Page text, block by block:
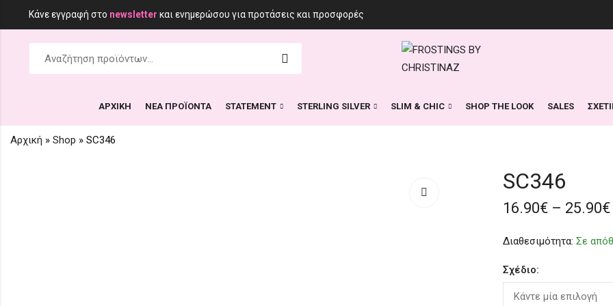
Κάνε εγγραφή στο newsletter και ενημερώσου για προτάσεις και προσφορές
ΑΡΧΙΚΗ ΝΕΑ ΠΡΟΪΟΝΤΑ STATEMENT STERLING SILVER SLIM & CHIC SHOP THE LOOK SALES
Αρχική » Shop » SC346
SC346
16.90€ – 25.90€
Διαθεσιμότητα: Σε
Σχέδιο: